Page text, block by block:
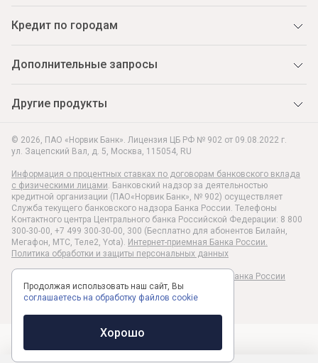
© 2026, ПАО «Норвик Банк». Лицензия ЦБ РФ № 902 от 09.08.2022 г.
ул. Зацепский Вал, д. 5, Москва, 115054, RU
Информация о процентных ставках по договорам банковского вклада
с физическими лицами. Банковский надзор за деятельностью
кредитной организации (ПАО«Норвик Банк», № 902) осуществляет
Служба текущего банковского надзора Банка России. Телефоны
Контактного центра Центрального банка Российской Федерации: 8 800
300-30-00, +7 499 300-30-00, 300 (Бесплатно для абонентов Билайн,
Мегафон, МТС, Теле2, Yota). Интернет-приемная Банка России.
Политика обработки и защиты персональных данных
Раскрытие информации в соответствии c Указанием Банка России
№6496-У
Кредит по городам
Дополнительные запросы
Другие продукты
Продолжая использовать наш сайт, Вы
соглашаетесь на обработку файлов cookie
Хорошо